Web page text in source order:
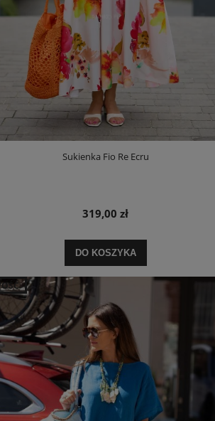
Sukienka Fio Re Ecru
319,00 zł
DO KOSZYKA